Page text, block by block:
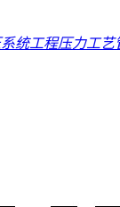
统工程压力工艺